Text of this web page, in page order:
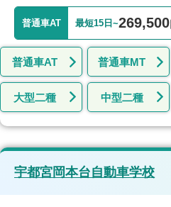
普通車AT 最短15日~269,500
普通車AT 普通車MT
大型二種 中型二種
宇都宮岡本台自動車学校